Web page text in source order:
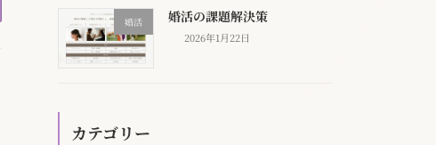
婚活 婚活の課題解決策
2026年1月22日
カテゴリー